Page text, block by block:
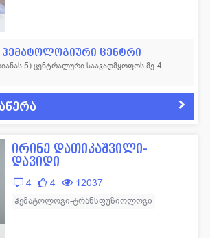
ცენტრი
5) ცენტრალური საავადმყოფოს მე-4
ირინე დათიკაშვილი-
დავიდი
4 4 12037
ჰემატოლოგი-ტრანსფუზიოლოგი